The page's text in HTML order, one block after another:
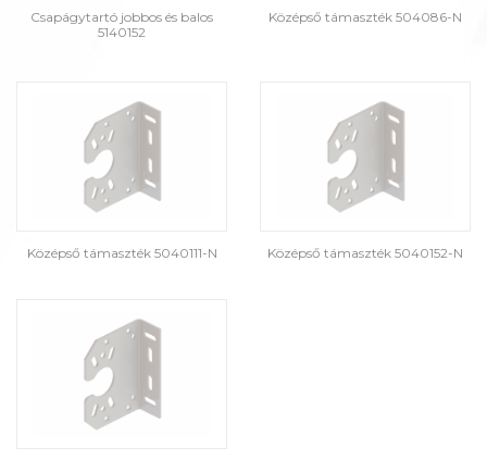
Csapágytartó jobbos és balos
5140152
Középső támaszték 504086-N
Középső támaszték 5040111-N Középső támaszték 5040152-N